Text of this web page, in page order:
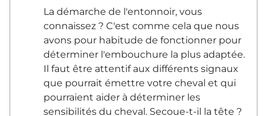
La démarche de l'entonnoir, vous
connaissez ? C'est comme cela que nous
avons pour habitude de fonctionner pour
déterminer l'embouchure la plus adaptée.
Il faut être attentif aux différents signaux
que pourrait émettre votre cheval et qui
pourraient aider à déterminer les
sensibilités du cheval. Secoue-t-il la tête ?